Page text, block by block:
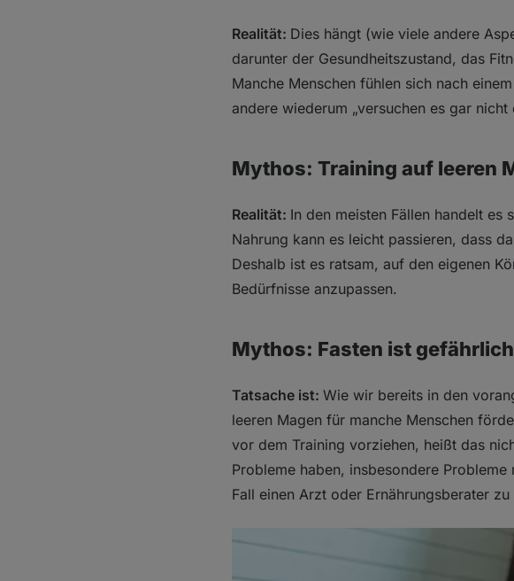
Realität: Dies hängt (wie viele andere
darunter der Gesundheitszustand, das
Manche Menschen fühlen sich nach
andere wiederum „versuchen es gar
Mythos: Training auf leeren
Realität: In den meisten Fällen handelt es
Nahrung kann es leicht passieren, dass
Deshalb ist es ratsam, auf den eigenen
Bedürfnisse anzupassen.
Mythos: Fasten ist
Tatsache ist: Wie wir bereits in den
leeren Magen für manche Menschen
vor dem Training vorziehen, heißt das
Probleme haben, insbesondere
Fall einen Arzt oder Ernährungsberater